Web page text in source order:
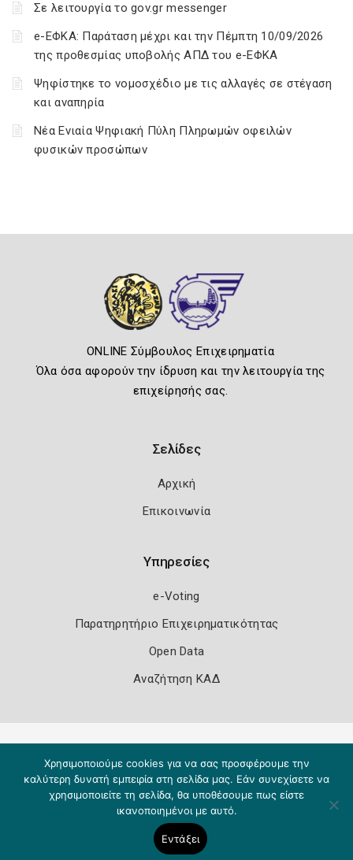
Σε λειτουργία το gov.gr messenger
e-ΕΦΚΑ: Παράταση μέχρι και την Πέμπτη 10/09/2026
της προθεσμίας υποβολής ΑΠΔ του e-ΕΦΚΑ
Ψηφίστηκε το νομοσχέδιο με τις αλλαγές σε στέγαση
και αναπηρία
Νέα Ενιαία Ψηφιακή Πύλη Πληρωμών οφειλών
φυσικών προσώπων
ONLINE Σύμβουλος Επιχειρηματία
Όλα όσα αφορούν την ίδρυση και την λειτουργία της
επιχείρησής σας.
Σελίδες
Αρχική
Επικοινωνία
Υπηρεσίες
e-Voting
Παρατηρητήριο Επιχειρηματικότητας
Open Data
Αναζήτηση ΚΑΔ
Χρησιμοποιούμε cookies για να σας προσφέρουμε την
καλύτερη δυνατή εμπειρία στη σελίδα μας. Εάν συνεχίσετε να
χρησιμοποιείτε τη σελίδα, θα υποθέσουμε πως είστε
ικανοποιημένοι με αυτό.
Εντάξει
Copyright 2026 Knowledge A.E.